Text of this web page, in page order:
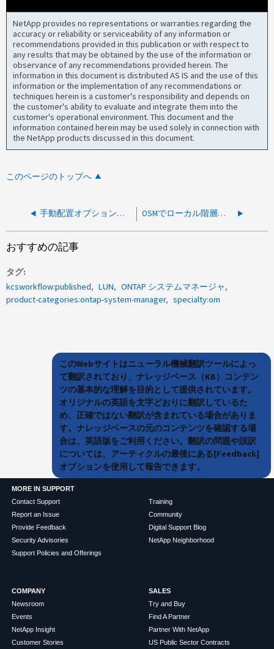
NetApp provides no representations or warranties regarding the
accuracy or reliability or serviceability of any information or
recommendations provided in this publication or with respect to
any results that may be obtained by the use of the information or
observance of any recommendations provided herein. The
information in this document is distributed AS IS and the use of this
information or the implementation of any recommendations or
techniques herein is a customer's responsibility and depends on
the customer's ability to evaluate and integrate them into the
customer's operational environment. This document and the
information contained herein may be used solely in connection with
the NetApp products discussed in this document.
このページのトップへ
手動配置オプションを使用すると、LUN作成ウィザードで「There is not enough storage space to add a LUN with the specified storage requirements」というエラーが誤って表示される OSMでローカル階層の暗号化が50 percentageと表示される
おすすめの記事
タグ
kcsworkflow:published
LUN
ONTAP システムマネージャ
product-categories:ontap-system-manager
specialty:om
このWebサイトはニューラル機械翻訳ツールによっ
て翻訳されており、ナレッジベース（KB）コンテン
ツの基本的な理解を目的として提供されています。
オリジナルの英語を文字どおりに翻訳しているた
め、正確ではない翻訳が含まれている場合がありま
す。ナレッジベースの元のコンテンツを確認する場
合は、英語版をご利用ください。翻訳の問題や誤訳
については、アーティクルの最後にある[Feedback]
オプションを使用して報告できます。
MORE IN SUPPORT
Contact Support
Report an Issue
Provide Feedback
Security Advisories
Support Policies and Offerings
Training
Community
Digital Support Blog
NetApp Neighborhood
COMPANY
Newsroom
Events
NetApp Insight
Customer Stories
SALES
Try and Buy
Find A Partner
Partner With NetApp
US Public Sector Contracts